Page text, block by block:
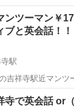
語に自信がないだ
をいたします(...
ンツーマン￥
ブと英会話！！
駅
2019/11/30(土) 11:00~12:00
吉祥寺駅 英会話
寺で英会話 or